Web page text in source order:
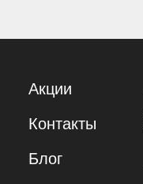
Акции
Контакты
Блог